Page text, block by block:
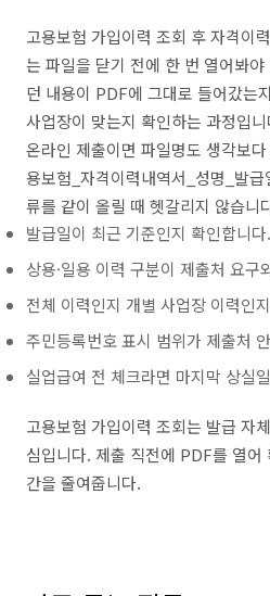
고용보험 가입이력 조회 후 자격이
는 파일을 닫기 전에 한 번 열어봐
던 내용이 PDF에 그대로 들어갔는
사업장이 맞는지 확인하는 과정입니
온라인 제출이면 파일명도 생각보
용보험_자격이력내역서_성명_발
류를 같이 올릴 때 헷갈리지 않습니
발급일이 최근 기준인지 확인합니다.
상용·일용 이력 구분이 제출처 요구
전체 이력인지 개별 사업장 이력인
주민등록번호 표시 범위가 제출처
실업급여 전 체크라면 마지막 상실
고용보험 가입이력 조회는 발급 자
심입니다. 제출 직전에 PDF를 열어
간을 줄여줍니다.